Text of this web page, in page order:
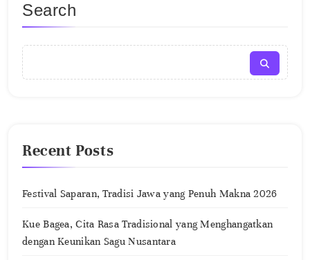
Search
Recent Posts
Festival Saparan, Tradisi Jawa yang Penuh Makna 2026
Kue Bagea, Cita Rasa Tradisional yang Menghangatkan
dengan Keunikan Sagu Nusantara